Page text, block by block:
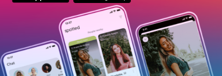
Google Play Download